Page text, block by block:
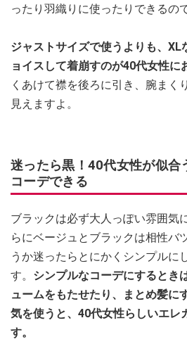
ったり羽織りに使ったりできるの
ジャストサイズで使うよりも、XL
ョイスして着崩すのが40代女性に
くあけて襟を後ろに引き、腕まく
見えますよ。
迷ったら黒！40代女性が似合
コーデできる
ブラックは必ず大人っぽい雰囲気
らにベージュとブラックは相性バ
うか迷ったらとにかくシンプルに
す。 シンプルなコーデにするとき
ュームをもたせたり、まとめ髪に
気を使うと、40代女性らしいエレ
す。